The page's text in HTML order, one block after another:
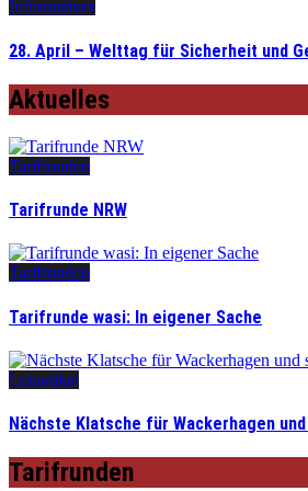
Informatives
28. April – Welttag für Sicherheit und
Aktuelles
Tarifrunden
Tarifrunde NRW
Tarifrunden
Tarifrunde wasi: In eigener Sache
Leitartikel
Nächste Klatsche für Wackerhagen
Tarifrunden